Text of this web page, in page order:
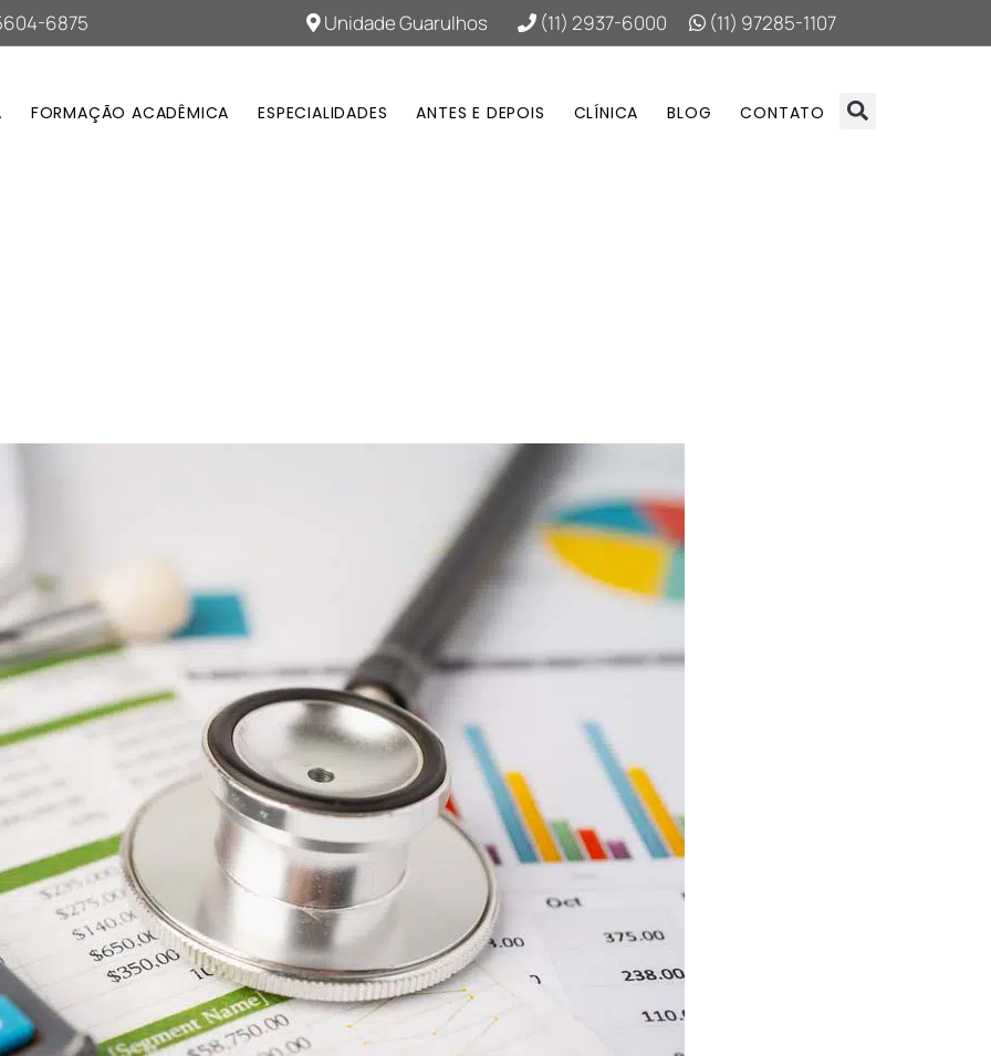
6875 Unidade Guarulhos (11) 2937-6000 (11) 97285-1107
FORMAÇÃO ACADÊMICA ESPECIALIDADES ANTES E DEPOIS CLÍNICA BLOG CONTATO